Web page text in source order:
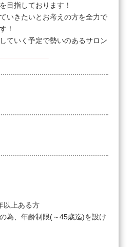
目指しております！
いきたいとお考えの方を全力で
！
ていく予定で勢いのあるサロン
以上ある方
為、年齢制限(～45歳迄)を設け